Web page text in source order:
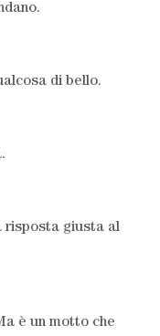
di bello.
risposta giusta al
è un motto che